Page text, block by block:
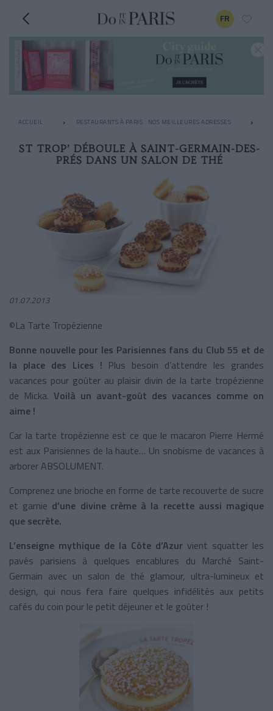
FR
ACCUEIL RESTAURANTS À PARIS : NOS MEILLEURES ADRESSES
ST TROP’ DÉBOULE À SAINT-GERMAIN-DES-
PRÉS DANS UN SALON DE THÉ
01.07.2013
©La Tarte Tropézienne
Bonne nouvelle pour les Parisiennes fans du Club 55 et de
la place des Lices ! Plus besoin d’attendre les grandes
vacances pour goûter au plaisir divin de la tarte tropézienne
de Micka. Voilà un avant-goût des vacances comme on
aime !
Car la tarte tropézienne est ce que le macaron Pierre Hermé
est aux Parisiennes de la haute… Un snobisme de vacances à
arborer ABSOLUMENT.
Comprenez une brioche en forme de tarte recouverte de sucre
et garnie d’une divine crème à la recette aussi magique
que secrète.
L’enseigne mythique de la Côte d’Azur vient squatter les
pavés parisiens à quelques encablures du Marché Saint-
Germain avec un salon de thé glamour, ultra-lumineux et
design, qui nous fera faire quelques infidélités aux petits
cafés du coin pour le petit déjeuner et le goûter !